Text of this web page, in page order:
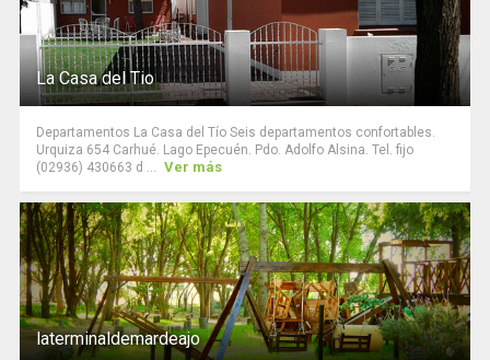
La Casa del Tio
Departamentos La Casa del Tío Seis departamentos confortables.
Urquiza 654 Carhué. Lago Epecuén. Pdo. Adolfo Alsina. Tel. fijo
(02936) 430663 d ... Ver más
laterminaldemardeajo